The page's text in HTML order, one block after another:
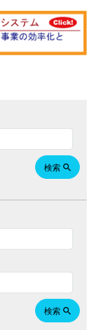
検索 search
検索 search